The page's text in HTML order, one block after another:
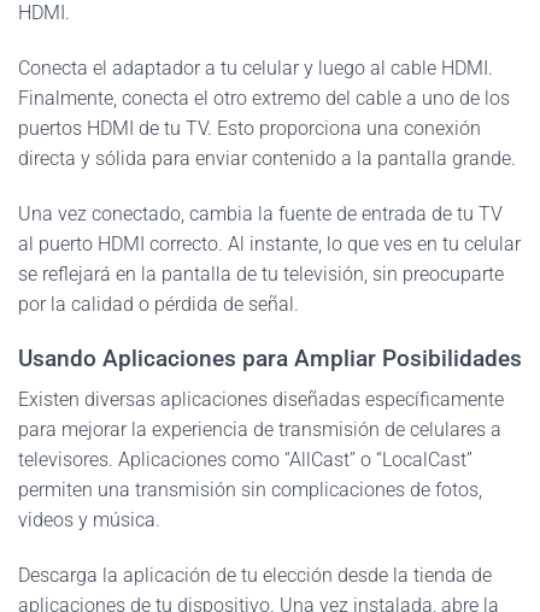
HDMI.
Conecta el adaptador a tu celular y luego al cable HDMI.
Finalmente, conecta el otro extremo del cable a uno de los
puertos HDMI de tu TV. Esto proporciona una conexión
directa y sólida para enviar contenido a la pantalla grande.
Una vez conectado, cambia la fuente de entrada de tu TV
al puerto HDMI correcto. Al instante, lo que ves en tu celular
se reflejará en la pantalla de tu televisión, sin preocuparte
por la calidad o pérdida de señal.
Usando Aplicaciones para Ampliar Posibilidades
Existen diversas aplicaciones diseñadas específicamente
para mejorar la experiencia de transmisión de celulares a
televisores. Aplicaciones como “AllCast” o “LocalCast”
permiten una transmisión sin complicaciones de fotos,
videos y música.
Descarga la aplicación de tu elección desde la tienda de
aplicaciones de tu dispositivo. Una vez instalada, abre la